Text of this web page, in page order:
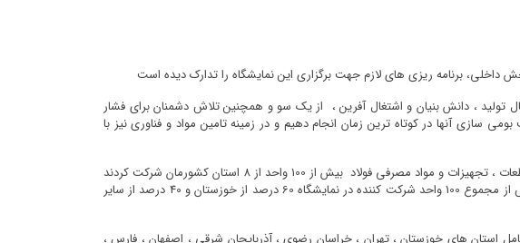
داخلی، برنامه ریزی های لازم جهت برگزاری این نمایشگاه را تدارک دیده است
تولید ، دانش بنیان و اشتغال آفرین ، از یک سو و همچنین تلاش دشمنان برای فشار
سازی آنها در کوتاه ترین زمان انجام دهیم و در زمینه تامین مواد و فناوری نیز با
مدیرعامل شرکت نمایشگاه های بین المللی خوزستان با اعلام این خبر افزود در نمایشگاه امسال سومین نمایشگاه بومی سازی قطعات ، تجهیزات و مواد مصرفی فولاد بیش از 100 واحد از 8 استان کشورمان شرکت کردند
یکی از اهداف مهم این موضوع نمایشگاهی با توجه به شعار سال حمایت از تولید ، دانش بنیان و اشتغال است ، بر همین اساس از مجموع 100 واحد شرکت کننده در نمایشگاه 60 درصد از خوزستان و 40 درصد از سایر
خوزستان عنوان کرد در نمایشگاه امسال فعالین صنعت فولاد از 8 استان کشور که شامل استان های خوزستان ، تهران ، خراسان رضوی ، آذربایجان شرقی ، اصفهان ، فارس ،